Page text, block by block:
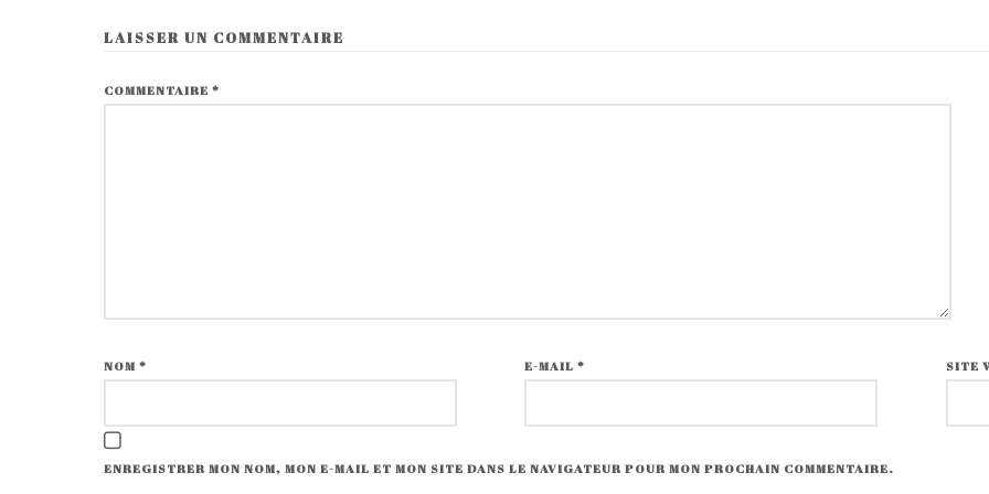
LAISSER UN COMMENTAIRE
COMMENTAIRE*
NOM* E-MAIL* SITE
ENREGISTRER MON NOM, MON E-MAIL ET MON SITE DANS LE NAVIGATEUR POUR MON PROCHAIN COMMENTAIRE.